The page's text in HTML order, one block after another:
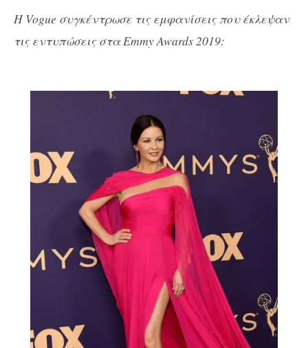
Η Vogue συγκέντρωσε τις εμφανίσεις που έκλεψαν
τις εντυπώσεις στα Emmy Awards 2019: